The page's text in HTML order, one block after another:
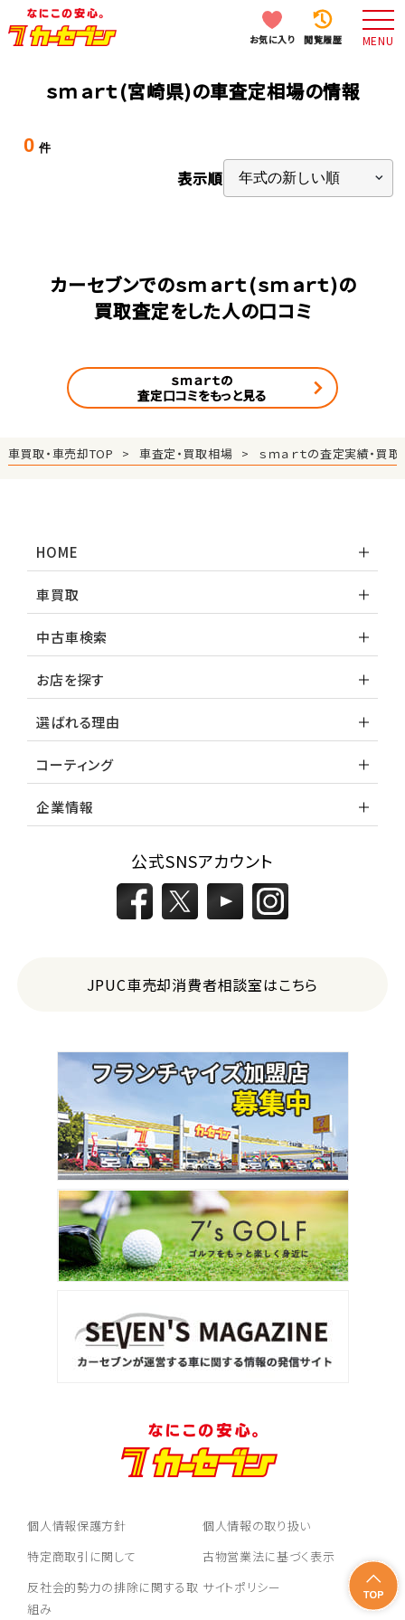
お気に入り 閲覧履歴 MENU
ｓｍａｒｔ(宮崎県)の車査定相場の情報
0 件
表示順
カーセブンでのｓｍａｒｔ(ｓｍａｒｔ)の
買取査定をした人の口コミ
ｓｍａｒｔの
査定口コミをもっと見る
車買取・車売却TOP 車査定・買取相場 ｓｍａｒｔの査定実績・買
HOME
車買取
中古車検索
お店を探す
選ばれる理由
コーティング
企業情報
公式SNSアカウント
JPUC車売却消費者相談室はこちら
個人情報保護方針
個人情報の取り扱い
特定商取引に関して
古物営業法に基づく表示
反社会的勢力の排除に関する取
組み
サイトポリシー